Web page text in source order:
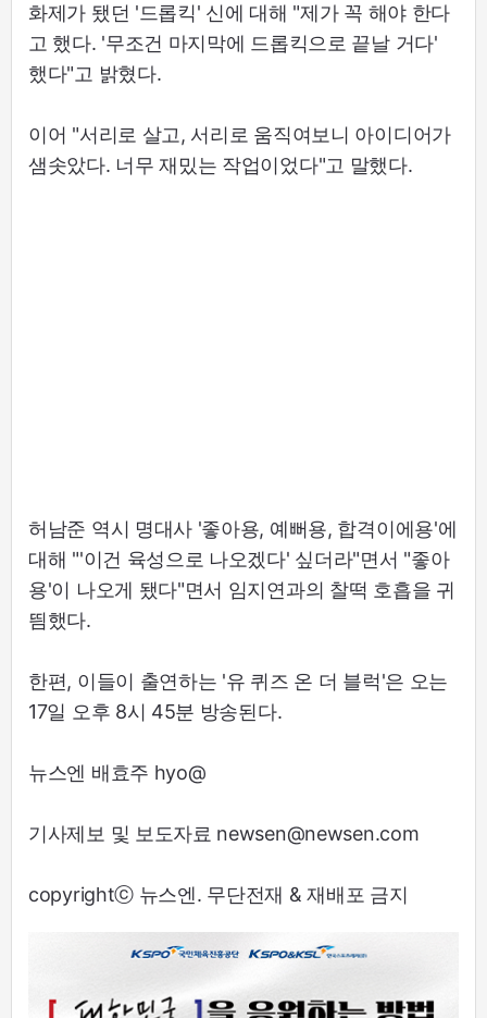
화제가 됐던 '드롭킥' 신에 대해 "제가 꼭 해야 한다
고 했다. '무조건 마지막에 드롭킥으로 끝날 거다'
했다"고 밝혔다.
이어 "서리로 살고, 서리로 움직여보니 아이디어가
샘솟았다. 너무 재밌는 작업이었다"고 말했다.
허남준 역시 명대사 '좋아용, 예뻐용, 합격이에용'에
대해 "'이건 육성으로 나오겠다' 싶더라"면서 "좋아
용'이 나오게 됐다"면서 임지연과의 찰떡 호흡을 귀
띔했다.
한편, 이들이 출연하는 '유 퀴즈 온 더 블럭'은 오는
17일 오후 8시 45분 방송된다.
뉴스엔 배효주 hyo@
기사제보 및 보도자료 newsen@newsen.com
copyrightⓒ 뉴스엔. 무단전재 & 재배포 금지